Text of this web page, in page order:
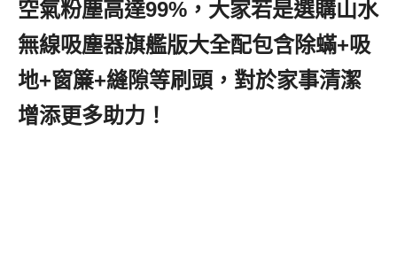
空氣粉塵高達99%，大家若是選購山水
無線吸塵器旗艦版大全配包含除蟎+吸
地+窗簾+縫隙等刷頭，對於家事清潔
增添更多助力！